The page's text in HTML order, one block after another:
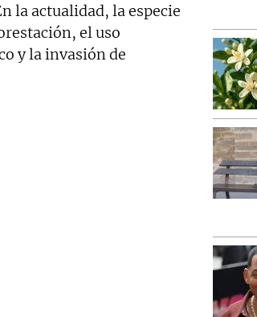
la actualidad, la especie
el uso
y la invasión de